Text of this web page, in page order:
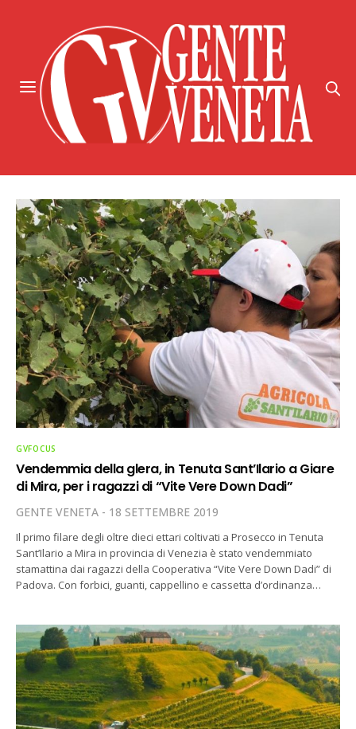
GVFOCUS
Vendemmia della glera, in Tenuta Sant’Ilario a Giare
di Mira, per i ragazzi di “Vite Vere Down Dadi”
GENTE VENETA 18 SETTEMBRE 2019
Il primo filare degli oltre dieci ettari coltivati a Prosecco in Tenuta
Sant’Ilario a Mira in provincia di Venezia è stato vendemmiato
stamattina dai ragazzi della Cooperativa “Vite Vere Down Dadi” di
Padova. Con forbici, guanti, cappellino e cassetta d’ordinanza…